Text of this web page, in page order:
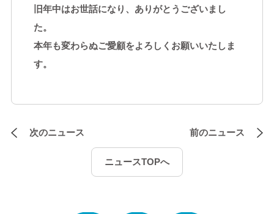
旧年中はお世話になり、ありがとうございまし
た。
本年も変わらぬご愛顧をよろしくお願いいたしま
す。
次のニュース 前のニュース
ニュースTOPへ